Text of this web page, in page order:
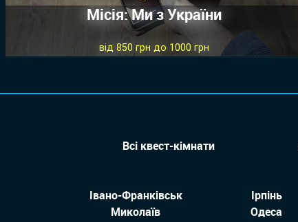
Місія: Ми з України
від 850 грн до 1000 грн
Всі квест-кімнати
Івано-Франківськ
Ірпінь
Миколаїв
Одеса